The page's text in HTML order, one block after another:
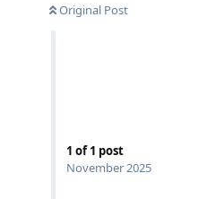
Original Post
1 of1 post
November 2025